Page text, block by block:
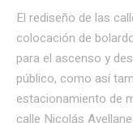
El rediseño de las
colocación de
para el ascenso y
público, como así
estacionamiento de
calle Nicolás